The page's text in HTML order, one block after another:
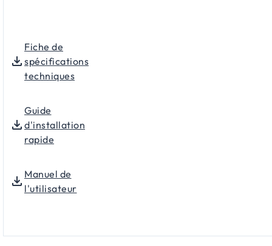
Fiche de
spécifications
techniques
Guide
d'installation
rapide
Manuel de
l'utilisateur